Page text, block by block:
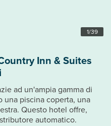
1/39
Inn & Suites
ad un'ampia gamma di
piscina coperta, una
Questo hotel offre,
automatico.